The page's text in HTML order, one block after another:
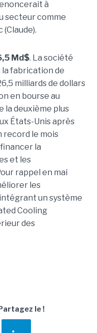
à
secteur comme
Md$. La société
fabrication de
milliards de dollars
en bourse au
la deuxième plus
États-Unis après
record le mois
la
et les
rappel en mai
les
un système
Cooling
des
le !